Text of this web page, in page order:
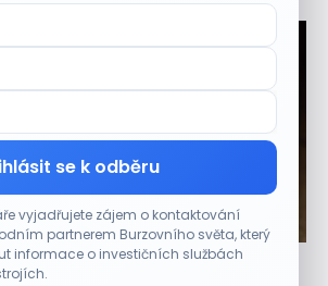
se k odběru
vyjadřujete zájem o kontaktování
partnerem Burzovního světa, který
informace o investičních službách
výsledcích klesají. Analytici